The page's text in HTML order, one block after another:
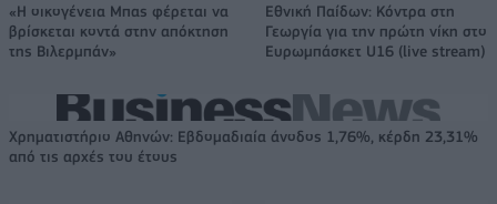
«Η οικογένεια Μπας φέρεται να
βρίσκεται κοντά στην απόκτηση
της Βιλερμπάν»
Εθνική Παίδων: Κόντρα στη
Γεωργία για την πρώτη νίκη στο
Ευρωμπάσκετ U16 (live stream)
Χρηματιστήριο Αθηνών: Εβδομαδιαία άνοδος 1,76%, κέρδη 23,31%
από τις αρχές του έτους